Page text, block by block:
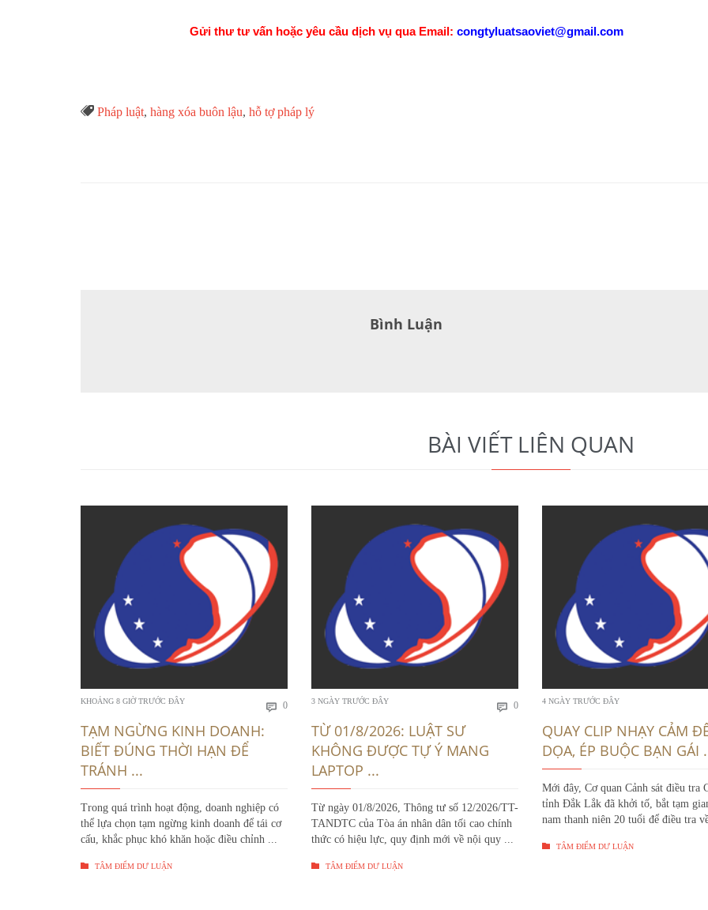
Gửi thư tư vấn hoặc yêu cầu dịch vụ qua Email: congtyluatsaoviet@gmail.com
Từ
Pháp luật, hàng xóa buôn lậu, hỗ tợ pháp lý
Bình Luận
BÀI VIẾT LIÊN QUAN
KHOẢNG 8 GIỜ TRƯỚC ĐÂY  0Bình
TẠM NGỪNG KINH DOANH:
BIẾT ĐÚNG THỜI HẠN ĐỂ
TRÁNH ...
Trong quá trình hoạt động, doanh nghiệp có
thể lựa chọn tạm ngừng kinh doanh để tái cơ
cấu, khắc phục khó khăn hoặc điều chỉnh ...
 TÂM ĐIỂM DƯ LUẬN
3 NGÀY TRƯỚC ĐÂY  0Bình
TỪ 01/8/2026: LUẬT SƯ
KHÔNG ĐƯỢC TỰ Ý MANG
LAPTOP ...
Từ ngày 01/8/2026, Thông tư số 12/2026/TT-
TANDTC của Tòa án nhân dân tối cao chính
thức có hiệu lực, quy định mới về nội quy ...
 TÂM ĐIỂM DƯ LUẬN
4 NGÀY TRƯỚC ĐÂY
QUAY CLIP NHẠY CẢM
DỌA, ÉP BUỘC BẠN GÁI
Mới đây, Cơ quan Cảnh sát điều tra
tỉnh Đắk Lắk đã khởi tố, bắt tạm
nam thanh niên 20 tuổi để điều tra
 TÂM ĐIỂM DƯ LUẬN